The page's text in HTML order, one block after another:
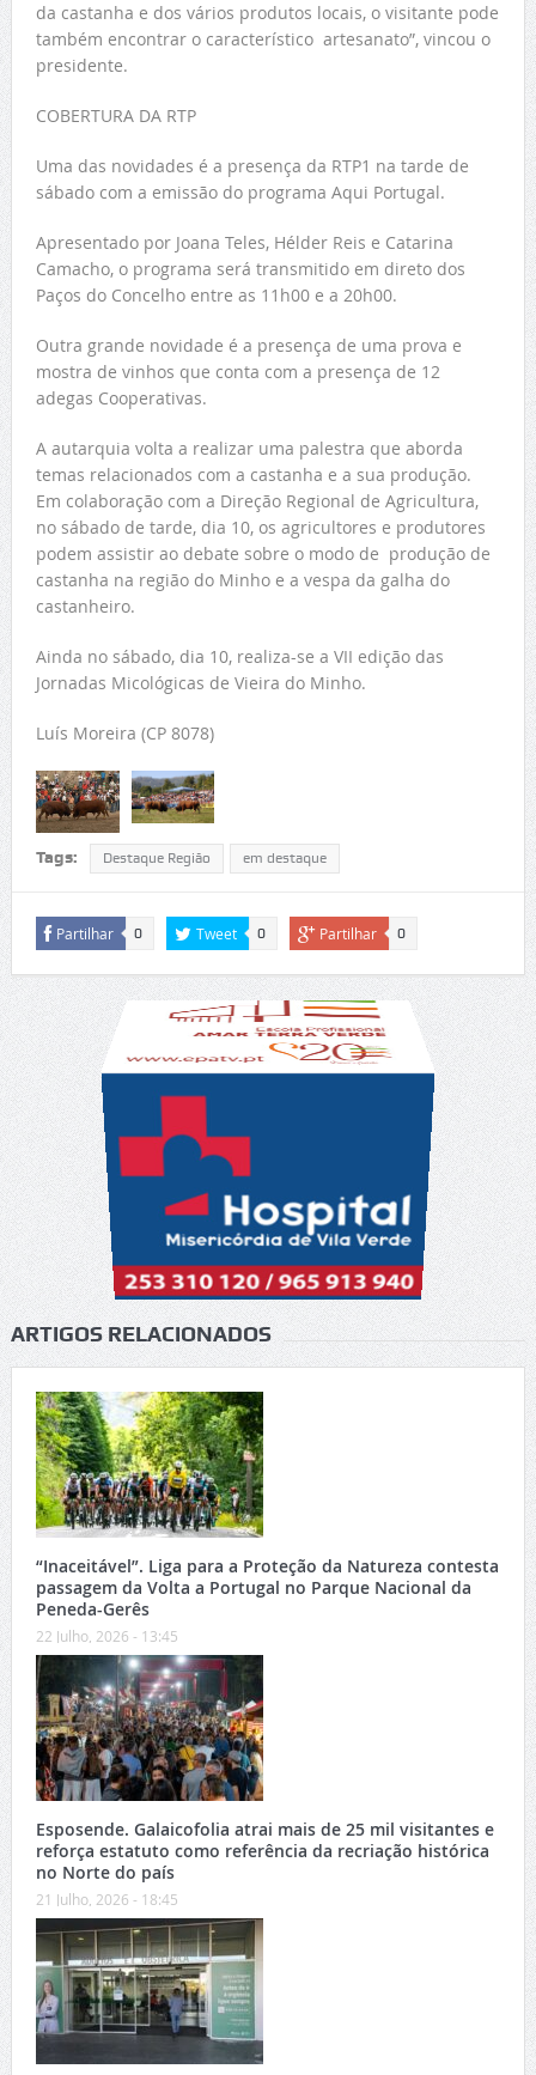
da castanha e dos vários produtos locais, o visitante pode
também encontrar o característico artesanato”, vincou o
presidente.
COBERTURA DA RTP
Uma das novidades é a presença da RTP1 na tarde de
sábado com a emissão do programa Aqui Portugal.
Apresentado por Joana Teles, Hélder Reis e Catarina
Camacho, o programa será transmitido em direto dos
Paços do Concelho entre as 11h00 e a 20h00.
Outra grande novidade é a presença de uma prova e
mostra de vinhos que conta com a presença de 12
adegas Cooperativas.
A autarquia volta a realizar uma palestra que aborda
temas relacionados com a castanha e a sua produção.
Em colaboração com a Direção Regional de Agricultura,
no sábado de tarde, dia 10, os agricultores e produtores
podem assistir ao debate sobre o modo de produção de
castanha na região do Minho e a vespa da galha do
castanheiro.
Ainda no sábado, dia 10, realiza-se a VII edição das
Jornadas Micológicas de Vieira do Minho.
Luís Moreira (CP 8078)
Tags: Destaque Região em destaque
Partilhar 0 Tweet 0 Partilhar 0
ARTIGOS RELACIONADOS
“Inaceitável”. Liga para a Proteção da Natureza contesta
passagem da Volta a Portugal no Parque Nacional da
Peneda-Gerês
22 Julho, 2026 - 13:45
Esposende. Galaicofolia atrai mais de 25 mil visitantes e
reforça estatuto como referência da recriação histórica
no Norte do país
21 Julho, 2026 - 18:45